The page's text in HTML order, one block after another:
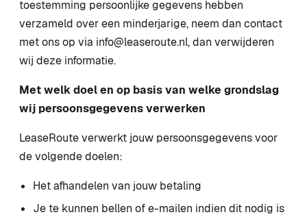
toestemming persoonlijke gegevens hebben
verzameld over een minderjarige, neem dan contact
met ons op via info@leaseroute.nl, dan verwijderen
wij deze informatie.
Met welk doel en op basis van welke grondslag
wij persoonsgegevens verwerken
LeaseRoute verwerkt jouw persoonsgegevens voor
de volgende doelen:
Het afhandelen van jouw betaling
Je te kunnen bellen of e-mailen indien dit nodig is